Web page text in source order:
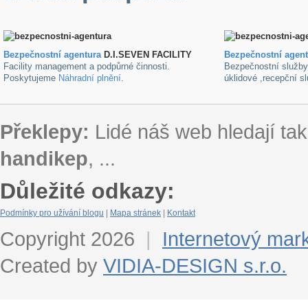
Bezpečnostní agenturaD.I.SEVEN FACILITY
Facility management a podpůrné činnosti.
Poskytujeme Náhradní plnění.
Bezpečnostní
Bezpečnostní
úklidové ,recepční
Překlepy: Lidé náš web hledají
handikep, ...
Důležité odkazy:
Podmínky pro užívání blogu Mapa stránek Kontakt
Copyright 2026 |
Internetový
Created by VIDIA-DESIGN s.r.o.